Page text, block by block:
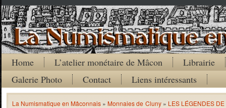
Home L’atelier monétaire de Mâcon
Librairie
Galerie Photo
Contact Liens intéressants
La Numismatique en Mâconnais » Monnaies de Cluny» LES LÉGENDES